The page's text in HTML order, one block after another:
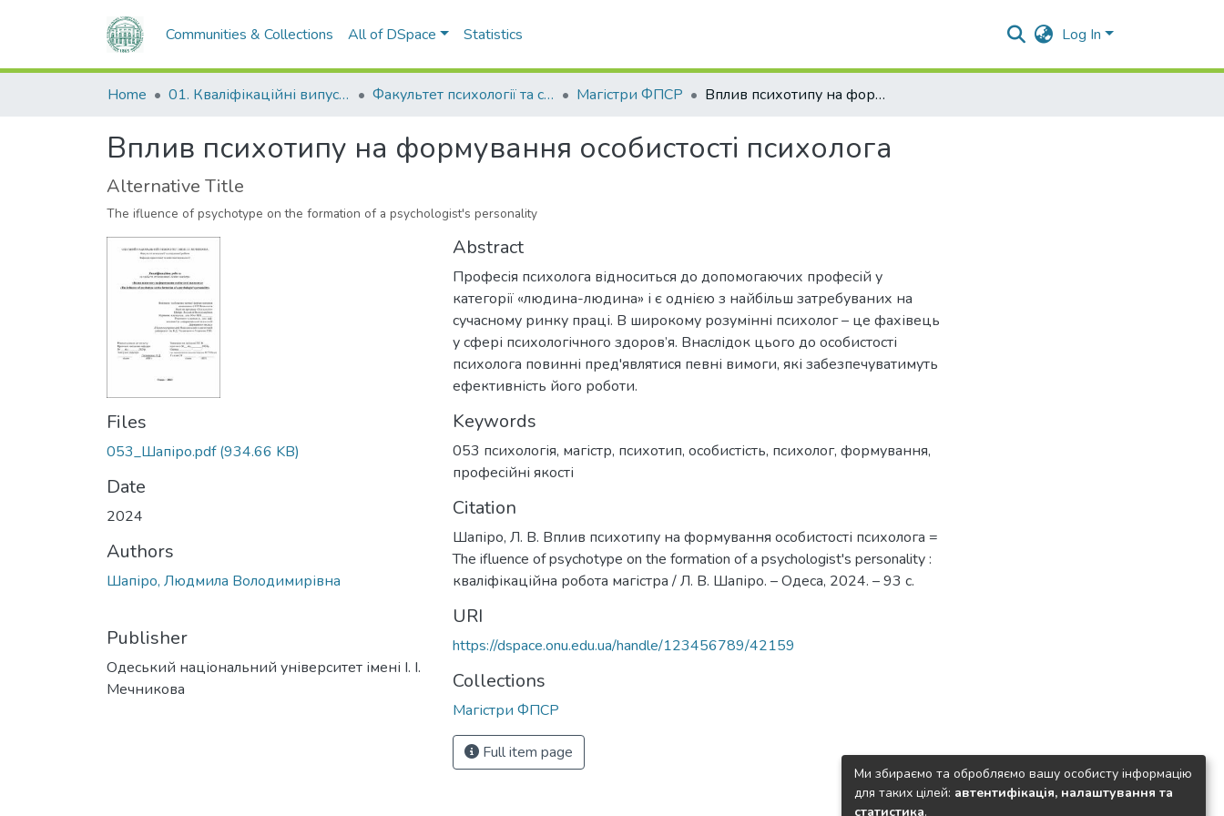
Communities & Collections All of DSpace Statistics Log In
Home 01. Кваліфікаційні випускні роботи здобувачів вищої освіти Факультет психології та соціальної роботи Магістри ФПСР Вплив психотипу на формування особистості психолога
Вплив психотипу на формування особистості психолога
Alternative Title
The ifluence of psychotype on the formation of a psychologist's personality
Files
053_Шапіро.pdf(934.66 KB)
Date
2024
Authors
Шапіро, Людмила Володимирівна
Publisher
Одеський національний університет імені І. І.
Мечникова
Abstract
Професія психолога відноситься до допомогаючих професій у
категорії «людина-людина» і є однією з найбільш затребуваних на
сучасному ринку праці. В широкому розумінні психолог – це фахівець
у сфері психологічного здоров’я. Внаслідок цього до особистості
психолога повинні пред'являтися певні вимоги, які забезпечуватимуть
ефективність його роботи.
Keywords
053 психологія, магістр, психотип, особистість, психолог, формування,
професійні якості
Citation
Шапіро, Л. В. Вплив психотипу на формування особистості психолога =
The ifluence of psychotype on the formation of a psychologist's personality :
кваліфікаційна робота магістра / Л. В. Шапіро. – Одеса, 2024. – 93 с.
URI
https://dspace.onu.edu.ua/handle/123456789/42159
Collections
Магістри ФПСР
Full item page
Ми збираємо та обробляємо вашу особисту інформацію
для таких цілей: автентифікація, налаштування та
статистика.